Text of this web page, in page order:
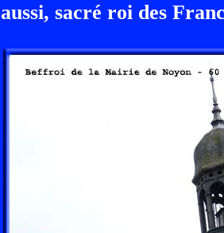
aussi, sacré roi des